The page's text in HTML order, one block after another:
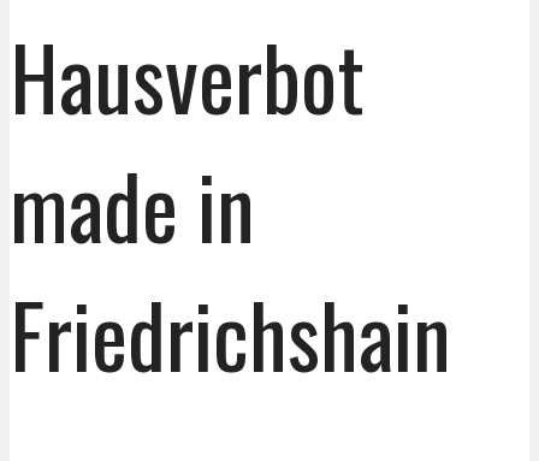
Hausverbot
made in
Friedrichshain